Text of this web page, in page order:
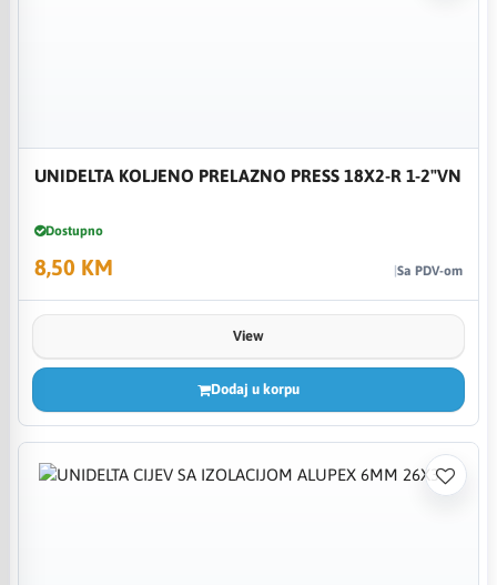
UNIDELTA KOLJENO PRELAZNO PRESS 18X2-R 1-2"VN
Dostupno
8,50 KM Sa PDV-om
View
Dodaj u korpu